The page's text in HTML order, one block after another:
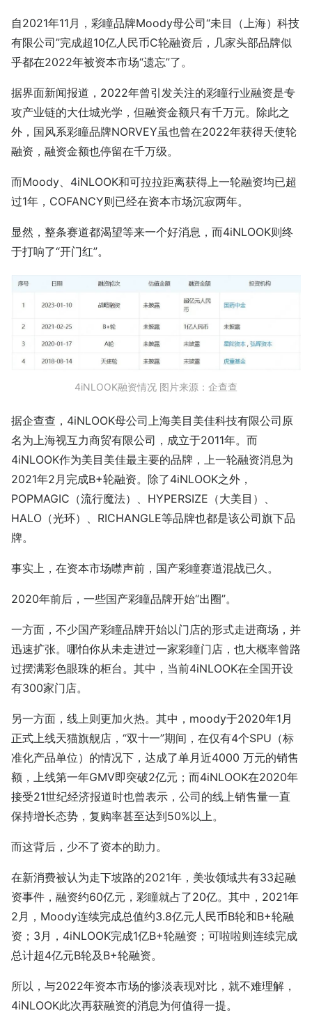
自2021年11月，彩瞳品牌Moody母公司“未目（上海）科技
有限公司”完成超10亿人民币C轮融资后，几家头部品牌似
乎都在2022年被资本市场“遗忘”了。
据界面新闻报道，2022年曾引发关注的彩瞳行业融资是专
攻产业链的大仕城光学，但融资金额只有千万元。除此之
外，国风系彩瞳品牌NORVEY虽也曾在2022年获得天使轮
融资，融资金额也停留在千万级。
而Moody、4iNLOOK和可拉拉距离获得上一轮融资均已超
过1年，COFANCY则已经在资本市场沉寂两年。
显然，整条赛道都渴望等来一个好消息，而4iNLOOK则终
于打响了“开门红”。
4iNLOOK融资情况 图片来源：企查查
据企查查，4iNLOOK母公司上海美目美佳科技有限公司原
名为上海视互力商贸有限公司，成立于2011年。而
4iNLOOK作为美目美佳最主要的品牌，上一轮融资消息为
2021年2月完成B+轮融资。除了4iNLOOK之外，
POPMAGIC（流行魔法）、HYPERSIZE（大美目）、
HALO（光环）、RICHANGLE等品牌也都是该公司旗下品
牌。
事实上，在资本市场噤声前，国产彩瞳赛道混战已久。
2020年前后，一些国产彩瞳品牌开始“出圈”。
一方面，不少国产彩瞳品牌开始以门店的形式走进商场，并
迅速扩张。哪怕你从未走进过一家彩瞳门店，也大概率曾路
过摆满彩色眼珠的柜台。其中，当前4iNLOOK在全国开设
有300家门店。
另一方面，线上则更加火热。其中，moody于2020年1月
正式上线天猫旗舰店，“双十一”期间，在仅有4个SPU（标
准化产品单位）的情况下，达成了单月近4000 万元的销售
额，上线第一年GMV即突破2亿元；而4iNLOOK在2020年
接受21世纪经济报道时也曾表示，公司的线上销售量一直
保持增长态势，复购率甚至达到50%以上。
而这背后，少不了资本的助力。
在新消费被认为走下坡路的2021年，美妆领域共有33起融
资事件，融资约60亿元，彩瞳就占了20亿。其中，2021年
2月，Moody连续完成总值约3.8亿元人民币B轮和B+轮融
资；3月，4iNLOOK完成1亿B+轮融资；可啦啦则连续完成
总计超4亿元B轮及B+轮融资。
所以，与2022年资本市场的惨淡表现对比，就不难理解，
4iNLOOK此次再获融资的消息为何值得一提。